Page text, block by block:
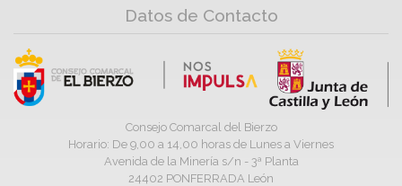
Datos de Contacto
Consejo Comarcal del Bierzo
Horario: De 9,00 a 14,00 horas de Lunes a Viernes
Avenida de la Minería s/n - 3ª Planta
24402 PONFERRADA León